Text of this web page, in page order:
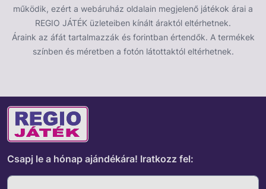
működik, ezért a webáruház oldalain megjelenő játékok árai a
REGIO JÁTÉK üzleteiben kínált áraktól eltérhetnek.
Áraink az áfát tartalmazzák és forintban értendők. A termékek
színben és méretben a fotón látottaktól eltérhetnek.
Csapj le a hónap ajándékára! Iratkozz fel: